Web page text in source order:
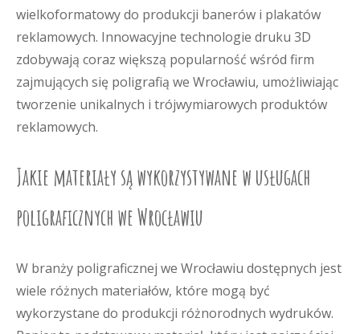
wielkoformatowy do produkcji banerów i plakatów
reklamowych. Innowacyjne technologie druku 3D
zdobywają coraz większą popularność wśród firm
zajmujących się poligrafią we Wrocławiu, umożliwiając
tworzenie unikalnych i trójwymiarowych produktów
reklamowych.
Jakie materiały są wykorzystywane w usługach
poligraficznych we Wrocławiu
W branży poligraficznej we Wrocławiu dostępnych jest
wiele różnych materiałów, które mogą być
wykorzystane do produkcji różnorodnych wydruków.